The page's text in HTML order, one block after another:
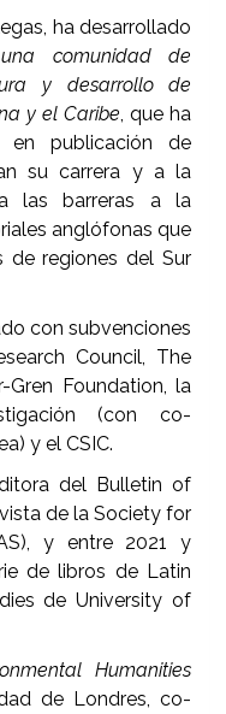
ha desarrollado
una comunidad de
y desarrollo de
y el Caribe, que ha
en publicación de
su carrera y a la
las barreras a la
anglófonas que
de regiones del Sur
con subvenciones
Council, The
Gren Foundation, la
(con co-
y el CSIC.
del Bulletin of
de la Society for
y entre 2021 y
de libros de Latin
de University of
Humanities
de Londres, co-